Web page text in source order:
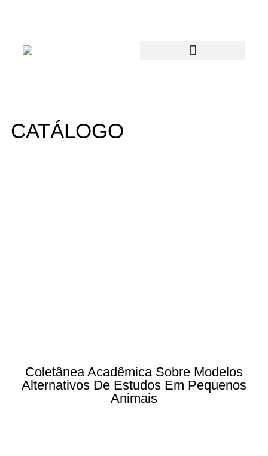
CATÁLOGO
Coletânea Acadêmica Sobre Modelos
Alternativos De Estudos Em Pequenos
Animais